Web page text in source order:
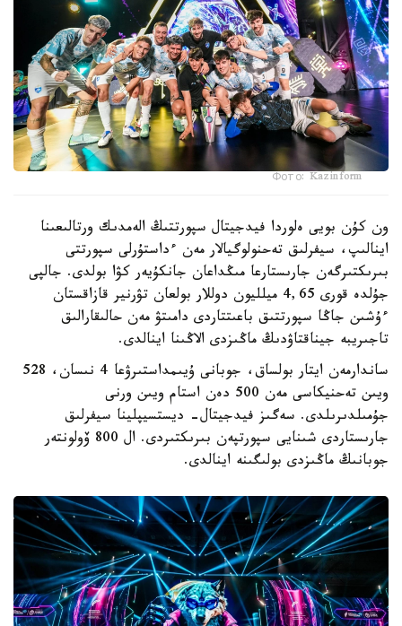
Фото: Kazinform
ون كۇن بويى ەلوردا فيدجيتال سپورتتىڭ الەمدىك ورتالىعىنا
اينالىپ، سيفرلىق تەحنولوگيالار مەن ءداستۇرلى سپورتتى
بىرىكتىرگەن جارىستارعا مىڭداعان جانكۇيەر كۋا بولدى. جالپى
جۇلدە قورى 4,65 ميلليون دوللار بولعان تۋرنير قازاقستان
ءۇشىن جاڭا سپورتتىق باعىتتاردى دامىتۋ مەن حالىقارالىق
تاجىريبە جيناقتاۋدىڭ ماڭىزدى الاڭىنا اينالدى.
ساندارمەن ايتار بولساق، جوبانى ۇيىمداستىرۋعا 4 نىسان، 528
ويىن تەحنيكاسى مەن 500 دەن استام ويىن ورنى
جۇمىلدىرىلدى. سەگىز فيدجيتال- ديستسيپلينا سيفرلىق
جارىستاردى شىنايى سپورتپەن بىرىكتىردى. ال 800 ۆولونتەر
جوبانىڭ ماڭىزدى بولىگىنە اينالدى.